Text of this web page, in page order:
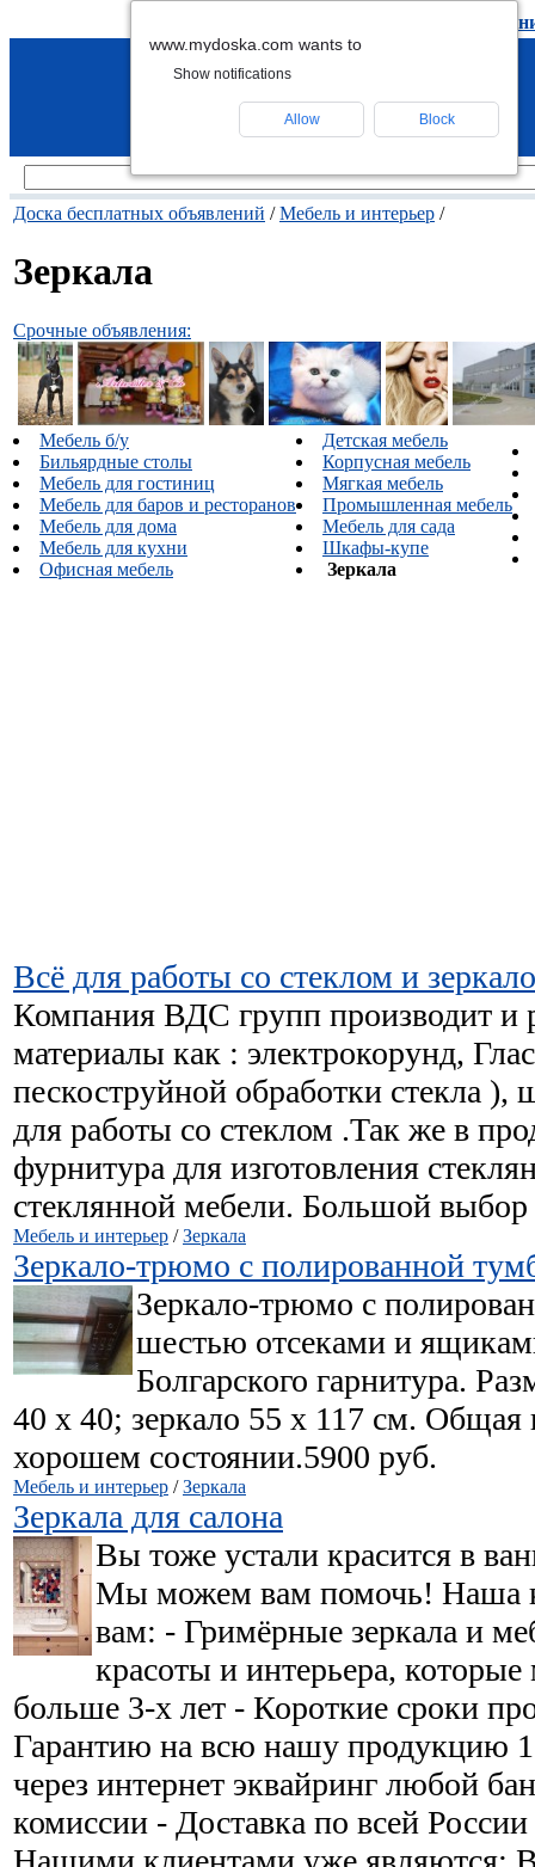
удалить
Доска бесплатных объявлений /Мебель и интерьер /
Зеркала
Срочные объявления:
Мебель б/у
Бильярдные столы
Мебель для гостиниц
Мебель для баров и ресторанов
Мебель для дома
Мебель для кухни
Офисная мебель
Детская мебель
Корпусная мебель
Мягкая мебель
Промышленная мебель
Мебель для сада
Шкафы-купе
Зеркала
Всё для работы со стеклом и
Компания ВДС групп производит и
материалы как : электрокорунд,
пескоструйной обработки стекла
для работы со стеклом .Так же в
фурнитура для изготовления
стеклянной мебели. Большой
Мебель и интерьер /Зеркала
Зеркало-трюмо с полированной
Зеркало-трюмо с
шестью отсеками и
Болгарского гарнитура.
40 х 40; зеркало 55 х 117 см.
хорошем состоянии.5900 руб.
Мебель и интерьер /Зеркала
Зеркала для салона
Вы тоже устали красится в
Мы можем вам помочь! Наша
вам: - Гримёрные зеркала и
красоты и интерьера,
больше 3-х лет - Короткие сроки
Гарантию на всю нашу продукцию 1
через интернет эквайринг любой
комиссии - Доставка по всей
www.mydoska.com wants to
Show notifications
Allow Block